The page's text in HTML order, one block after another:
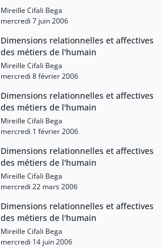
Mireille Cifali Bega
mercredi 7 juin 2006
Dimensions relationnelles et affectives
des métiers de l'humain
Mireille Cifali Bega
mercredi 8 février 2006
Dimensions relationnelles et affectives
des métiers de l'humain
Mireille Cifali Bega
mercredi 1 février 2006
Dimensions relationnelles et affectives
des métiers de l'humain
Mireille Cifali Bega
mercredi 22 mars 2006
Dimensions relationnelles et affectives
des métiers de l'humain
Mireille Cifali Bega
mercredi 14 juin 2006